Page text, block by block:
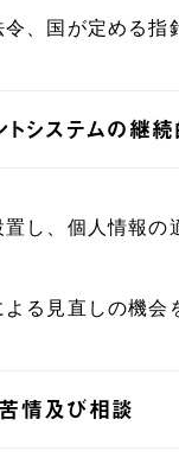
、国が定める指
システムの継
し、個人情報
る見直しの機
情及び相談